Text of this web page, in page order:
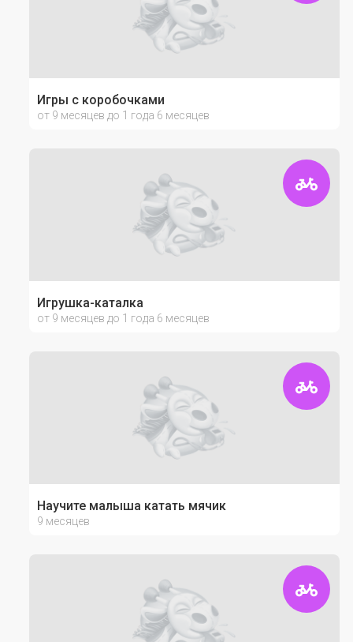
Игры с коробочками
от 9 месяцев до 1 года 6 месяцев
Игрушка-каталка
от 9 месяцев до 1 года 6 месяцев
Научите малыша катать мячик
9 месяцев